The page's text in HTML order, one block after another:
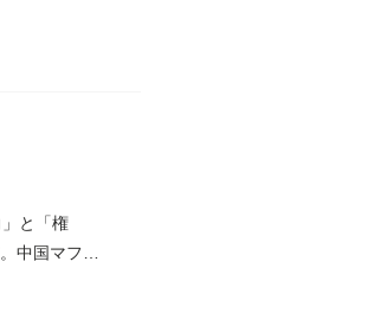
と「権
中国マフィ